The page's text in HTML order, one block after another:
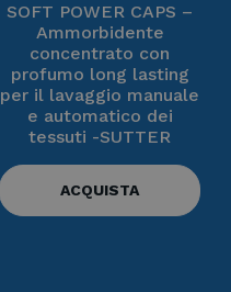
SOFT POWER CAPS –
Ammorbidente
concentrato con
profumo long lasting
per il lavaggio manuale
e automatico dei
tessuti -SUTTER
ACQUISTA